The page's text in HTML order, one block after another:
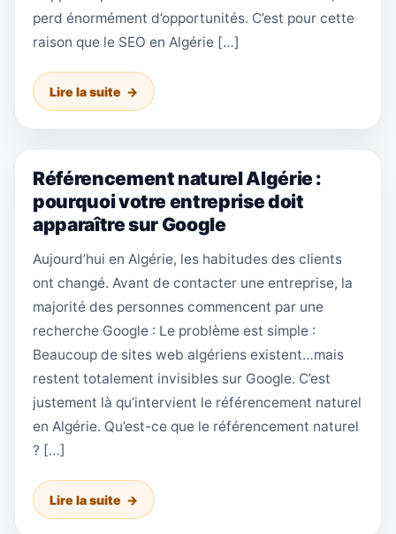
perd énormément d’opportunités. C’est pour cette
raison que le SEO en Algérie […]
Lire la suite
Référencement naturel Algérie :
pourquoi votre entreprise doit
apparaître sur Google
Aujourd’hui en Algérie, les habitudes des clients
ont changé. Avant de contacter une entreprise, la
majorité des personnes commencent par une
recherche Google : Le problème est simple :
Beaucoup de sites web algériens existent…mais
restent totalement invisibles sur Google. C’est
justement là qu’intervient le référencement naturel
en Algérie. Qu’est-ce que le référencement naturel
? […]
Lire la suite